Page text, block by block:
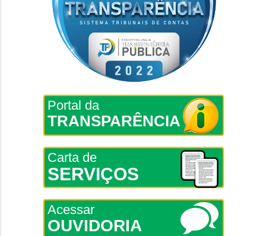
Portal da
TRANSPARÊNCIA
Carta de
SERVIÇOS
Acessar
OUVIDORIA